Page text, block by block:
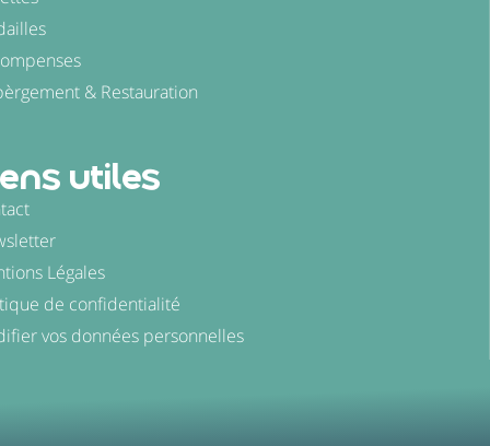
& Restauration
utiles
Légales
de confidentialité
vos données personnelles